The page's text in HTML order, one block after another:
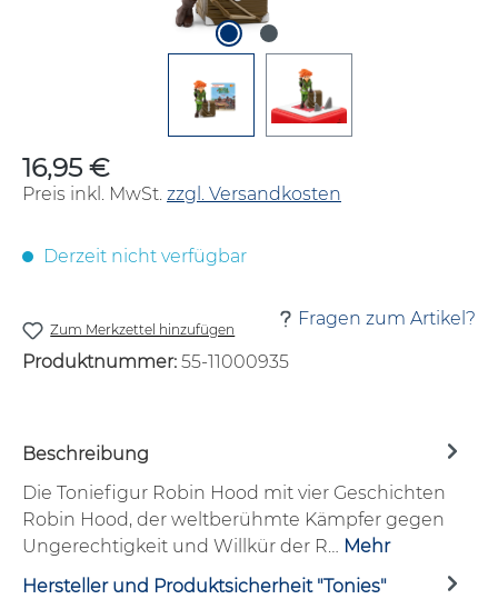
Regulärer Preis:
16,95 €
Preis inkl. MwSt. zzgl. Versandkosten
Derzeit nicht verfügbar
Zum Merkzettel hinzufügen
Fragen zum Artikel?
Produktnummer: 55-11000935
Beschreibung
Die Toniefigur Robin Hood mit vier Geschichten
Robin Hood, der weltberühmte Kämpfer gegen
Ungerechtigkeit und Willkür der R… Mehr
Hersteller und Produktsicherheit "Tonies"